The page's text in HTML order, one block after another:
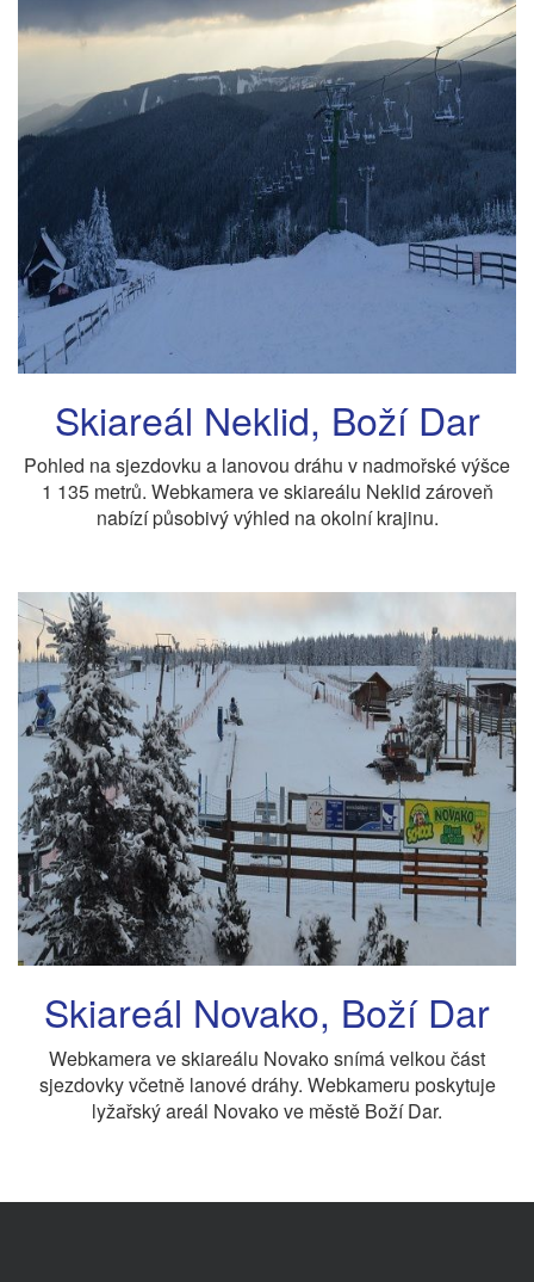
Skiareál Neklid, Boží Dar
Pohled na sjezdovku a lanovou dráhu v nadmořské výšce
1 135 metrů. Webkamera ve skiareálu Neklid zároveň
nabízí působivý výhled na okolní krajinu.
Skiareál Novako, Boží Dar
Webkamera ve skiareálu Novako snímá velkou část
sjezdovky včetně lanové dráhy. Webkameru poskytuje
lyžařský areál Novako ve městě Boží Dar.